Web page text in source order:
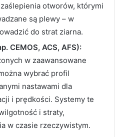
otworów, którymi
są plewy – w
do strat ziarna.
CEMOS, ACS, AFS):
w zaawansowane
wybrać profil
nastawami dla
i prędkości. Systemy te
i straty,
w czasie rzeczywistym.